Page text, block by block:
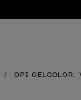
OPI GELCOLOR: